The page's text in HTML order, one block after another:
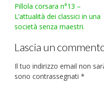
Post
navigation
Pillola corsara n°13 –
L’attualità dei classici in una
società senza maestri.
Lascia un
Il tuo indirizzo email non
sono contrassegnati *